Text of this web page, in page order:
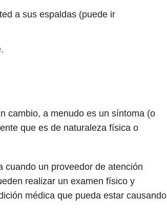
a sus espaldas (puede ir
cambio, a menudo es un síntoma (o
que es de naturaleza física o
cuando un proveedor de atención
realizar un examen físico y
médica que pueda estar causando